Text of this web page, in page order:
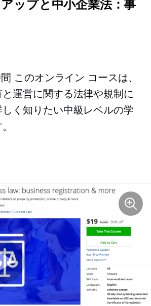
ップと中小企業法：事
このオンライン コースは、
運営に関する法律や規制に
く知りたい中級レベルの学